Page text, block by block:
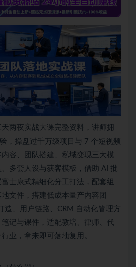
两夜实战大课完整资料，讲师拥
，操盘过千万级项目与 7 个短视频
容、团队搭建、私域变现三大模
多套人设与获客模板，借助 AI 批
士康式精细化分工打法，配套组
文件，搭建低成本量产内容团
造、用户链路、CRM 自动化管理方
记与课件，适配教培、律师、代
业，拿来即可落地复用。